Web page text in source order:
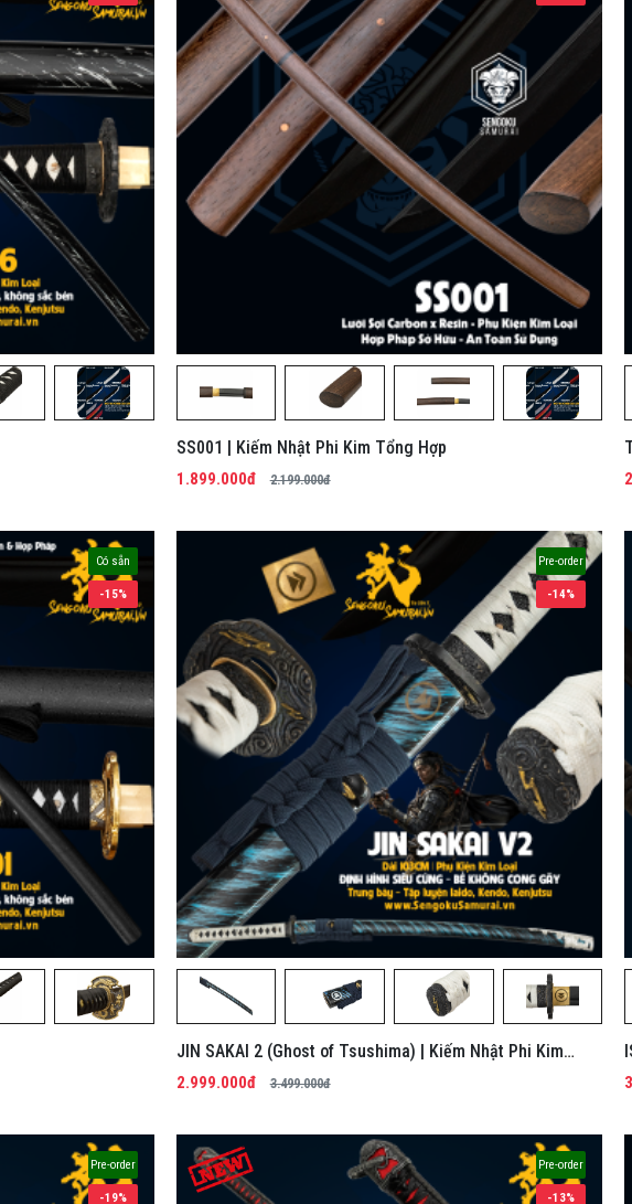
SS001 | Kiếm Nhật Phi Kim Tổng Hợp
1.899.000đ 2.199.000đ
Có sẵn
-15%
Pre-order
JIN SAKAI 2 (Ghost of Tsushima) | Kiếm Nhật Phi Kim
Tổng Hợp
2.999.000đ 3.499.000đ
-14%
Pre-order
-19%
Pre-order
-13%